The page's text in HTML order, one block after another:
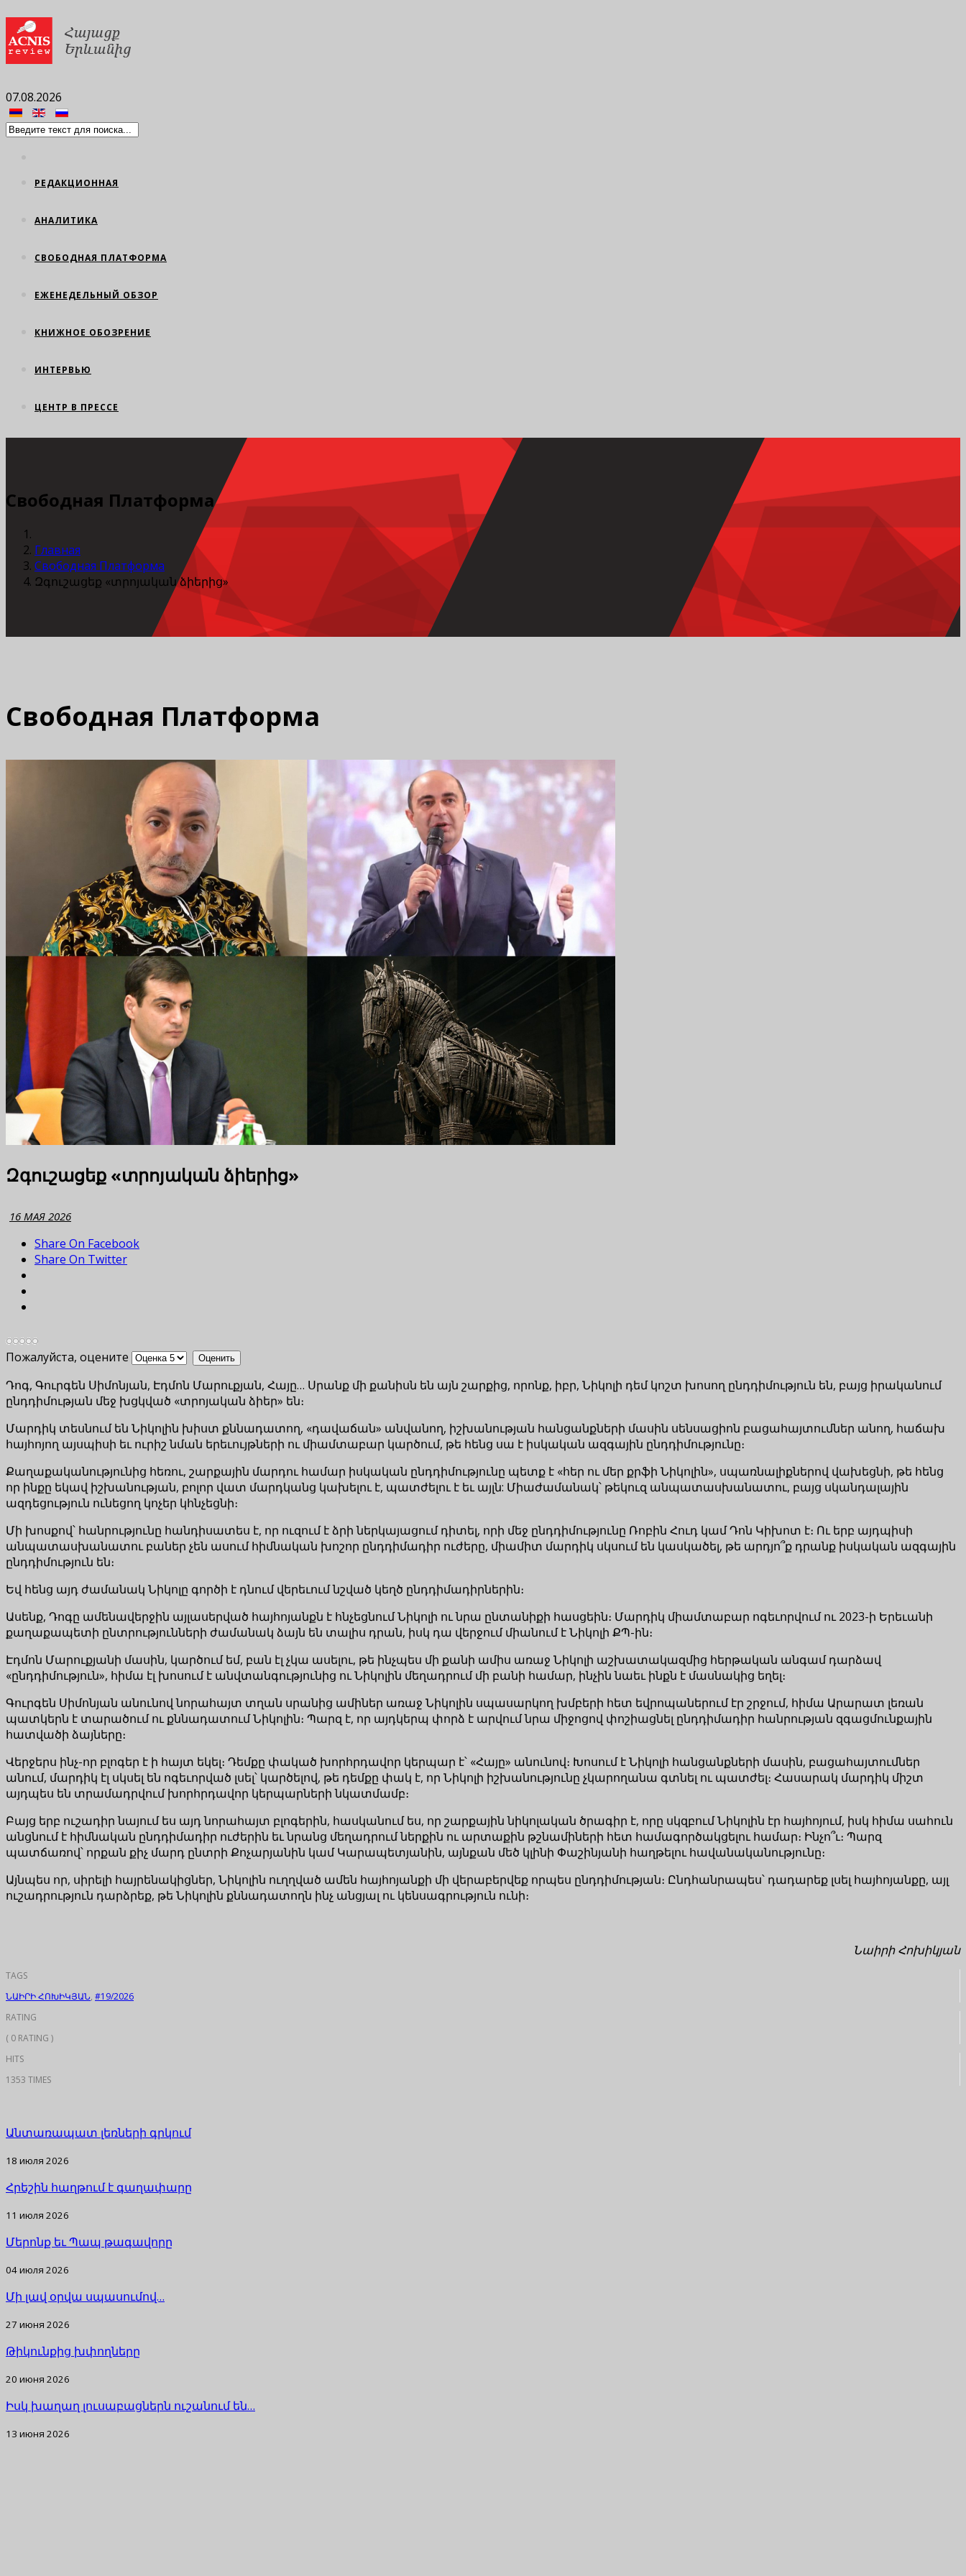
07.08.2026
РЕДАКЦИОННАЯ
АНАЛИТИКА
СВОБОДНАЯ ПЛАТФОРМА
ЕЖЕНЕДЕЛЬНЫЙ ОБЗОР
КНИЖНОЕ ОБОЗРЕНИЕ
ИНТЕРВЬЮ
ЦЕНТР В ПРЕССЕ
Свободная Платформа
Главная
Свободная Платформа
Զգուշացեք «տրոյական ձիերից»
Свободная Платформа
Զգուշացեք «տրոյական ձիերից»
16 МАЯ 2026
Share On Facebook
Share On Twitter
Пожалуйста, оцените
Դոգ, Գուրգեն Սիմոնյան, Էդմոն Մարուքյան, Հայը… Սրանք մի քանիսն են այն շարքից, որոնք, իբր, Նիկոլի դեմ կոշտ խոսող ընդդիմություն են, բայց իրականում
ընդդիմության մեջ խցկված «տրոյական ձիեր» են։
Մարդիկ տեսնում են Նիկոլին խիստ քննադատող, «դավաճան» անվանող, իշխանության հանցանքների մասին սենսացիոն բացահայտումներ անող, հաճախ
հայհոյող այսպիսի եւ ուրիշ նման երեւույթների ու միամտաբար կարծում, թե հենց սա է իսկական ազգային ընդդիմությունը։
Քաղաքականությունից հեռու, շարքային մարդու համար իսկական ընդդիմությունը պետք է «հեր ու մեր քրֆի Նիկոլին», սպառնալիքներով վախեցնի, թե հենց
որ ինքը եկավ իշխանության, բոլոր վատ մարդկանց կախելու է, պատժելու է եւ այլն: Միաժամանակ՝ թեկուզ անպատասխանատու, բայց սկանդալային
ազդեցություն ունեցող կոչեր կհնչեցնի։
Մի խոսքով՝ հանրությունը հանդիսատես է, որ ուզում է ձրի ներկայացում դիտել, որի մեջ ընդդիմությունը Ռոբին Հուդ կամ Դոն Կիխոտ է։ Ու երբ այդպիսի
անպատասխանատու բաներ չեն ասում հիմնական խոշոր ընդդիմադիր ուժերը, միամիտ մարդիկ սկսում են կասկածել, թե արդյո՞ք դրանք իսկական ազգային
ընդդիմություն են։
Եվ հենց այդ ժամանակ Նիկոլը գործի է դնում վերեւում նշված կեղծ ընդդիմադիրներին։
Ասենք, Դոգը ամենավերջին այլասերված հայհոյանքն է հնչեցնում Նիկոլի ու նրա ընտանիքի հասցեին։ Մարդիկ միամտաբար ոգեւորվում ու 2023-ի Երեւանի
քաղաքապետի ընտրությունների ժամանակ ձայն են տալիս դրան, իսկ դա վերջում միանում է Նիկոլի ՔՊ-ին։
Էդմոն Մարուքյանի մասին, կարծում եմ, բան էլ չկա ասելու, թե ինչպես մի քանի ամիս առաջ Նիկոլի աշխատակազմից հերթական անգամ դարձավ
«ընդդիմություն», հիմա էլ խոսում է անվտանգությունից ու Նիկոլին մեղադրում մի բանի համար, ինչին նաեւ ինքն է մասնակից եղել։
Գուրգեն Սիմոնյան անունով նորահայտ տղան սրանից ամիներ առաջ Նիկոլին սպասարկող խմբերի հետ եվրոպաներում էր շրջում, հիմա Արարատ լեռան
պատկերն է տարածում ու քննադատում Նիկոլին։ Պարզ է, որ այդկերպ փորձ է արվում նրա միջոցով փոշիացնել ընդդիմադիր հանրության զգացմունքային
հատվածի ձայները։
Վերջերս ինչ-որ բլոգեր է ի հայտ եկել։ Դեմքը փակած խորհրդավոր կերպար է՝ «Հայը» անունով։ Խոսում է Նիկոլի հանցանքների մասին, բացահայտումներ
անում, մարդիկ էլ սկսել են ոգեւորված լսել՝ կարծելով, թե դեմքը փակ է, որ Նիկոլի իշխանությունը չկարողանա գտնել ու պատժել։ Հասարակ մարդիկ միշտ
այդպես են տրամադրվում խորհրդավոր կերպարների նկատմամբ։
Բայց երբ ուշադիր նայում ես այդ նորահայտ բլոգերին, հասկանում ես, որ շարքային նիկոլական ծրագիր է, որը սկզբում Նիկոլին էր հայհոյում, իսկ հիմա սահուն
անցնում է հիմնական ընդդիմադիր ուժերին եւ նրանց մեղադրում ներքին ու արտաքին թշնամիների հետ համագործակցելու համար։ Ինչո՞ւ։ Պարզ
պատճառով՝ որքան քիչ մարդ ընտրի Քոչարյանին կամ Կարապետյանին, այնքան մեծ կլինի Փաշինյանի հաղթելու հավանականությունը։
Այնպես որ, սիրելի հայրենակիցներ, Նիկոլին ուղղված ամեն հայհոյանքի մի վերաբերվեք որպես ընդդիմության։ Ընդհանրապես՝ դադարեք լսել հայհոյանքը, այլ
ուշադրություն դարձրեք, թե Նիկոլին քննադատողն ինչ անցյալ ու կենսագրություն ունի։
Նաիրի Հոխիկյան
TAGS
ՆԱԻՐԻ ՀՈԽԻԿՅԱՆ, #19/2026
RATING
( 0 RATING )
HITS
1353 TIMES
Անտառապատ լեռների գրկում
18 июля 2026
Հրեշին հաղթում է գաղափարը
11 июля 2026
Մերոնք եւ Պապ թագավորը
04 июля 2026
Մի լավ օրվա սպասումով…
27 июня 2026
Թիկունքից խփողները
20 июня 2026
Իսկ խաղաղ լուսաբացներն ուշանում են…
13 июня 2026